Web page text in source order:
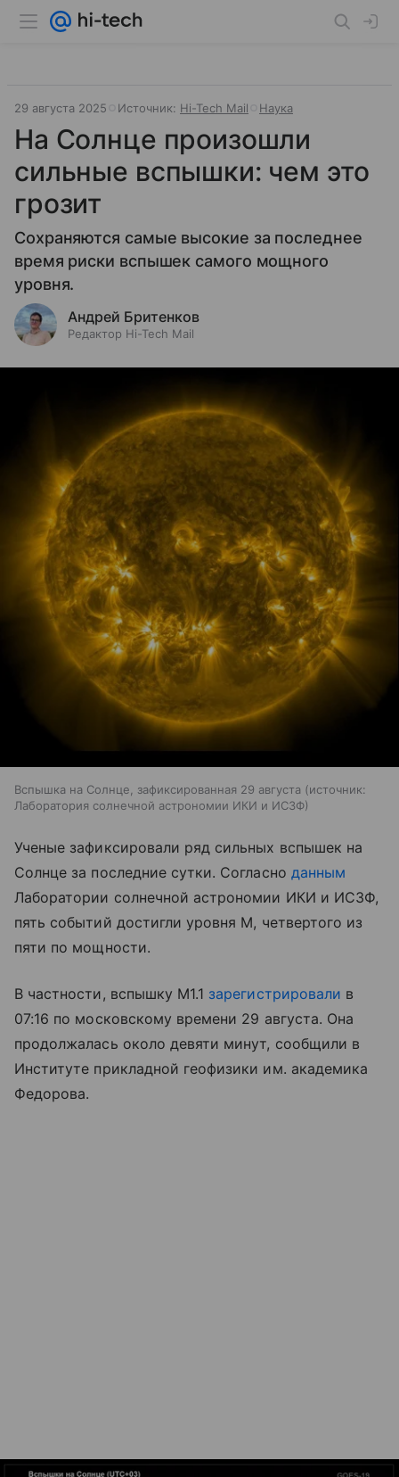
29 августа 2025 Источник: Hi-Tech Mail Наука
На Солнце произошли
сильные вспышки: чем это
грозит
Сохраняются самые высокие за последнее
время риски вспышек самого мощного
уровня.
Андрей Бритенков
Редактор Hi-Tech Mail
Вспышка на Солнце, зафиксированная 29 августа
источник:
Лаборатория солнечной астрономии ИКИ и ИСЗФ
Ученые зафиксировали ряд сильных вспышек на
Солнце за последние сутки. Согласно данным
Лаборатории солнечной астрономии ИКИ и ИСЗФ,
пять событий достигли уровня М, четвертого из
пяти по мощности.
В частности, вспышку М1.1 зарегистрировали в
07:16 по московскому времени 29 августа. Она
продолжалась около девяти минут, сообщили в
Институте прикладной геофизики им. академика
Федорова.